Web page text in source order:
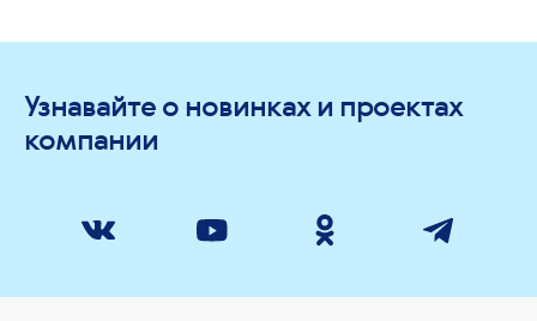
Узнавайте о новинках и проектах
компании